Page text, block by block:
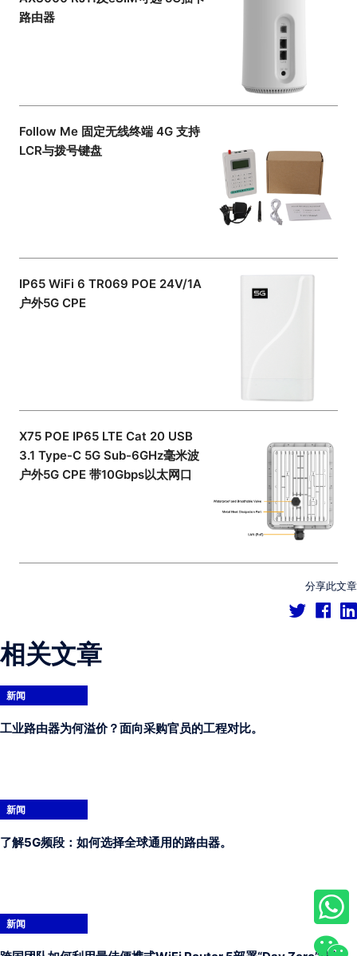
路由器
Follow Me 固定无线终端 4G 支持
LCR与拨号键盘
IP65 WiFi 6 TR069 POE 24V/1A
户外5G CPE
X75 POE IP65 LTE Cat 20 USB
3.1 Type-C 5G Sub-6GHz毫米波
户外5G CPE 带10Gbps以太网口
分享此文章
相关文章
新闻
工业路由器为何溢价？面向采购官员的工程对比。
新闻
了解5G频段：如何选择全球通用的路由器。
新闻